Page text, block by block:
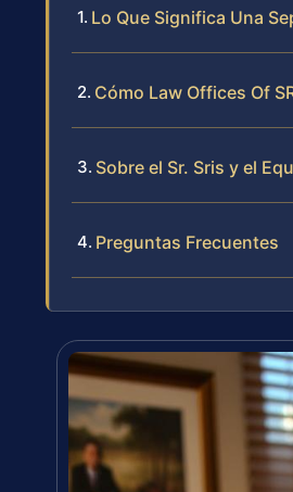
Lo Que Significa Una
Cómo Law Offices Of
Sobre el Sr. Sris y el
Preguntas Frecuentes